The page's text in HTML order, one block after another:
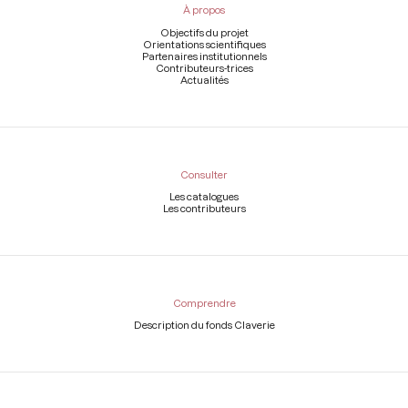
À propos
Objectifs du projet
Orientations scientifiques
Partenaires institutionnels
Contributeurs-trices
Actualités
Consulter
Les catalogues
Les contributeurs
Comprendre
Description du fonds Claverie